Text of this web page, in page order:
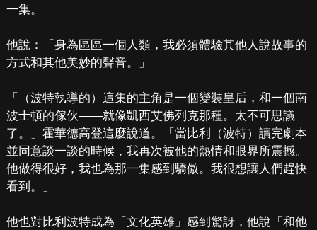
一集。
他說：「身為區區一個人類，我必須體驗其他人說故事的
方式和其他美妙的聲音。」
「（波特執導的）這集的主角是一個變裝皇后，和一個南
波士頓的傢伙——就像凱西艾佛列克那種。太不可思議
了。」霍華德高登這麼說道。「當比利（波特）讀完劇本
並同意談一談的時候，我再次被他的熱情和眼界所震撼。
他做得很好，我也為那一集感到驕傲。我很想讓人們趕快
看到。」
他也對比利波特成為「文化英雄」感到驚訝，他說「和他